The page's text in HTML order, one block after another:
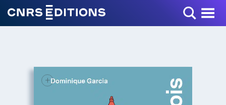
Toggle Menu
+